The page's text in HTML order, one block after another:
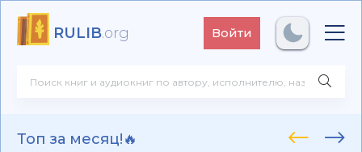
RULIB.org Войти
Топ за месяц!🔥